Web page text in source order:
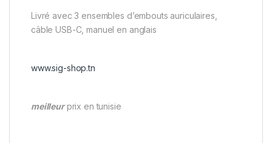
Livré avec 3 ensembles d’embouts auriculaires,
câble USB-C, manuel en anglais
www.sig-shop.tn
meilleurprix en tunisie